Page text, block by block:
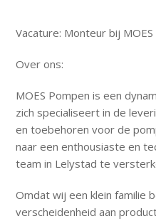
Vacature: Monteur bij
Over ons:
MOES Pompen is een
zich specialiseert in de
en toebehoren voor de
naar een enthousiaste en
team in Lelystad te
Omdat wij een klein familie
verscheidenheid aan